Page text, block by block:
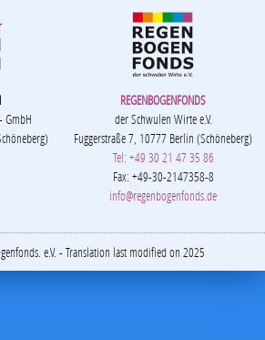
GmbH
REGENBOGENFONDS
der Schwulen Wirte e.V.
Fuggerstraße 7, 10777 Berlin (Schöneberg)
Tel: +49 30 21 47 35 86
Fax: +49-30-2147358-8
info@regenbogenfonds.de
e.V. - Translation last modified on 2025